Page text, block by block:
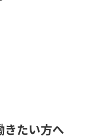
きたい方へ